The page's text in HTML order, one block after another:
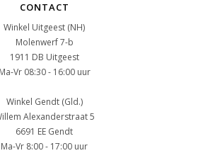
CONTACT
Winkel Uitgeest (NH)
Molenwerf 7-b
1911 DB Uitgeest
Ma-Vr 08:30 - 16:00 uur
Winkel Gendt (Gld.)
Alexanderstraat 5
6691 EE Gendt
Ma-Vr 8:00 - 17:00 uur